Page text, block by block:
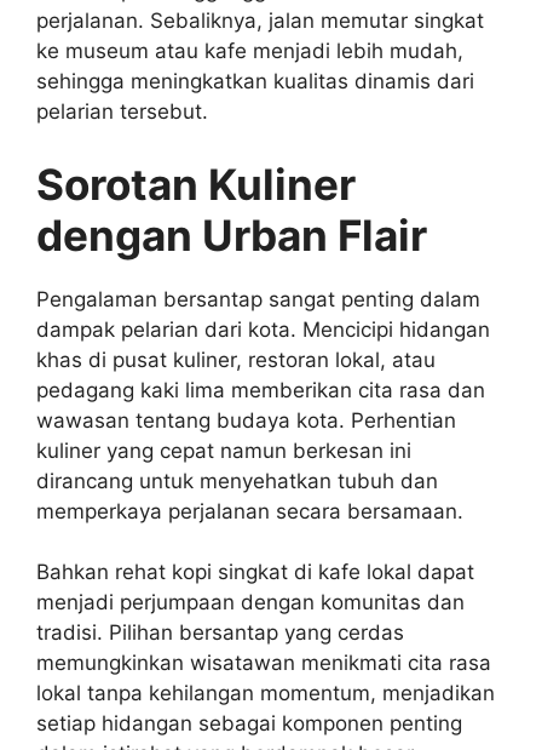
perjalanan. Sebaliknya, jalan memutar singkat
ke museum atau kafe menjadi lebih mudah,
sehingga meningkatkan kualitas dinamis dari
pelarian tersebut.
Sorotan Kuliner
dengan Urban Flair
Pengalaman bersantap sangat penting dalam
dampak pelarian dari kota. Mencicipi hidangan
khas di pusat kuliner, restoran lokal, atau
pedagang kaki lima memberikan cita rasa dan
wawasan tentang budaya kota. Perhentian
kuliner yang cepat namun berkesan ini
dirancang untuk menyehatkan tubuh dan
memperkaya perjalanan secara bersamaan.
Bahkan rehat kopi singkat di kafe lokal dapat
menjadi perjumpaan dengan komunitas dan
tradisi. Pilihan bersantap yang cerdas
memungkinkan wisatawan menikmati cita rasa
lokal tanpa kehilangan momentum, menjadikan
setiap hidangan sebagai komponen penting